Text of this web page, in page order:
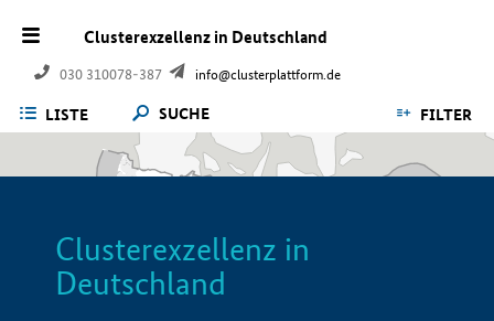
Clusterexzellenz in Deutschland
030 310078-387 info@clusterplattform.de
LISTE SUCHE FILTER
Clusterexzellenz in
Deutschland